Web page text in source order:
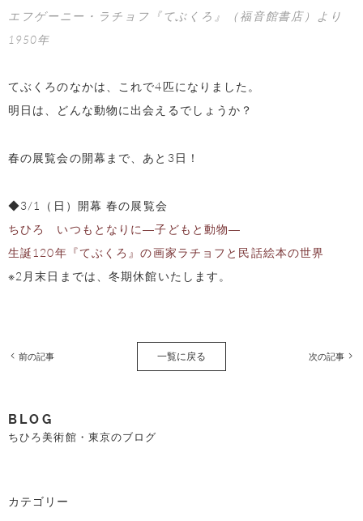
エフゲーニー・ラチョフ『てぶくろ』（福音館書店）より
1950年
てぶくろのなかは、これで4匹になりました。
明日は、どんな動物に出会えるでしょうか？
春の展覧会の開幕まで、あと3日！
◆3/1（日）開幕 春の展覧会
ちひろ いつもとなりに―子どもと動物―
生誕120年『てぶくろ』の画家ラチョフと民話絵本の世界
※2月末日までは、冬期休館いたします。
前の記事 一覧に戻る 次の記事
BLOG
ちひろ美術館・東京のブログ
カテゴリー